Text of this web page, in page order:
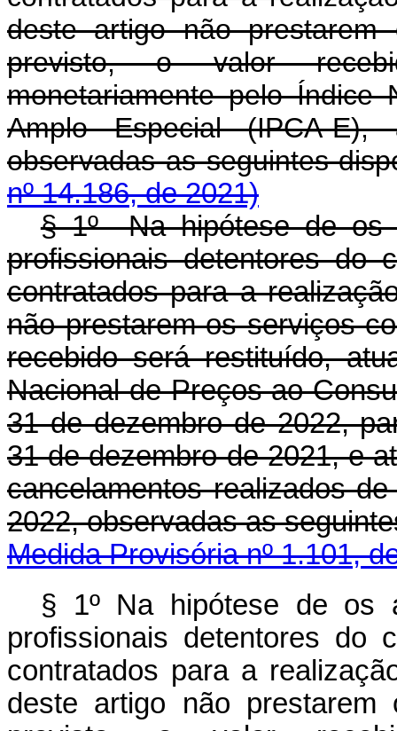
deste artigo não
previsto, o valor
monetariamente pelo Índice
Amplo Especial (IPCA-
observadas as seguintes
nº 14.186, de 2021)
§ 1º Na hipótese de os
profissionais detentores do
contratados para a
não prestarem os serviços
recebido será restituído,
Nacional de Preços ao
31 de dezembro de 2022,
31 de dezembro de 2021, e
cancelamentos realizados
2022, observadas as
Medida Provisória nº 1.101,
§ 1º Na hipótese de os
profissionais detentores do
contratados para a
deste artigo não